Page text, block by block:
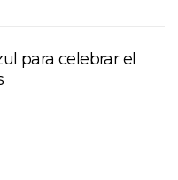
para celebrar el